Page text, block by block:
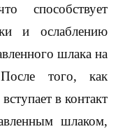
способствует
и ослаблению
шлака на
того, как
в контакт
шлаком,